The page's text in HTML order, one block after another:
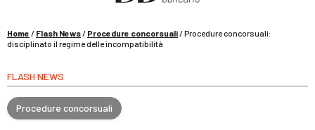
La governance dell’Intelligenza Artificiale
Home / Flash News/ Procedure concorsuali/Procedure concorsuali:
disciplinato il regime delle incompatibilità
FLASH NEWS
Procedure concorsuali